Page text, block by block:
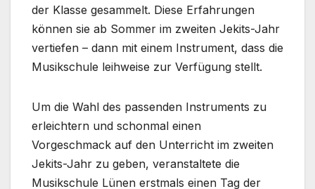
der Klasse gesammelt. Diese Erfahrungen
können sie ab Sommer im zweiten Jekits-Jahr
vertiefen – dann mit einem Instrument, dass die
Musikschule leihweise zur Verfügung stellt.
Um die Wahl des passenden Instruments zu
erleichtern und schonmal einen
Vorgeschmack auf den Unterricht im zweiten
Jekits-Jahr zu geben, veranstaltete die
Musikschule Lünen erstmals einen Tag der